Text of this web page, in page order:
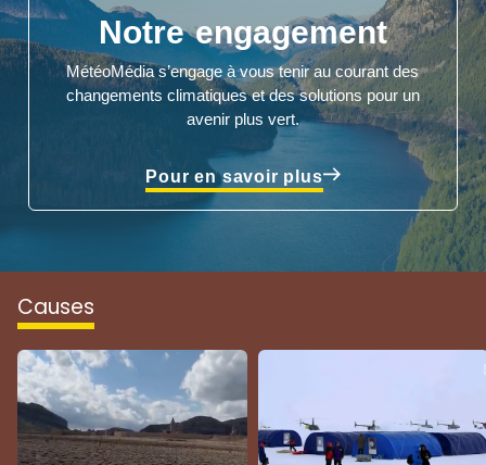
Notre engagement
MétéoMédia s’engage à vous tenir au courant des
changements climatiques et des solutions pour un
avenir plus vert.
Pour en savoir plus
causes